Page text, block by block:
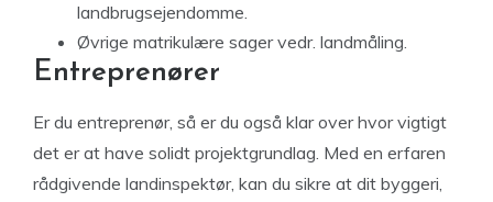
landbrugsejendomme.
Øvrige matrikulære sager vedr. landmåling.
Entreprenører
Er du entreprenør, så er du også klar over hvor vigtigt
det er at have solidt projektgrundlag. Med en erfaren
rådgivende landinspektør, kan du sikre at dit byggeri,